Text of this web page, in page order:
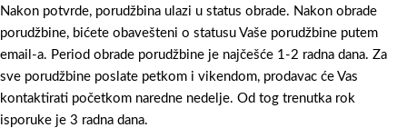
Nakon potvrde, porudžbina ulazi u status obrade. Nakon obrade
porudžbine, bićete obavešteni o statusu Vaše porudžbine putem
email-a. Period obrade porudžbine je najčešće 1-2 radna dana. Za
sve porudžbine poslate petkom i vikendom, prodavac će Vas
kontaktirati početkom naredne nedelje. Od tog trenutka rok
isporuke je 3 radna dana.